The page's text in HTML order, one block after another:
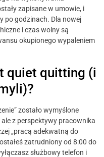
zapisane w umowie, i
po godzinach. Dla nowej
i czas wolny są
okupionego wypaleniem
quiet quitting (i
zostało wymyślone
z perspektywy pracownika
„pracą adekwatną do
zatrudniony od 8:00 do
służbowy telefon i